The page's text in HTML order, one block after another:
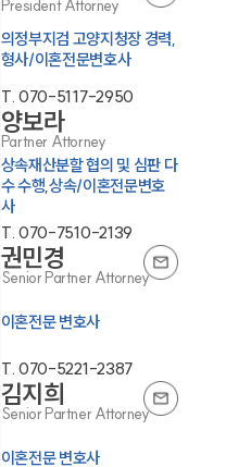
President Attorney
의정부지검 고양지청장 경력,
형사/이혼전문변호사
T. 070-5117-2950
양보라
Partner Attorney
상속재산분할 협의 및 심판 다
수 수행,상속/이혼전문변호
사
T. 070-7510-2139
권민경
Senior Partner Attorney
이혼전문 변호사
T. 070-5221-2387
김지희
Senior Partner Attorney
이혼전문 변호사